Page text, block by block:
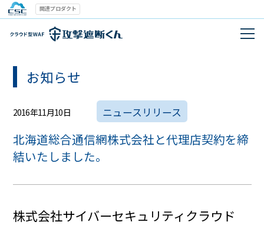
関連プロダクト
お知らせ
2016年11月10日 ニュースリリース
北海道総合通信網株式会社と代理店契約を締
結いたしました。
株式会社サイバーセキュリティクラウド